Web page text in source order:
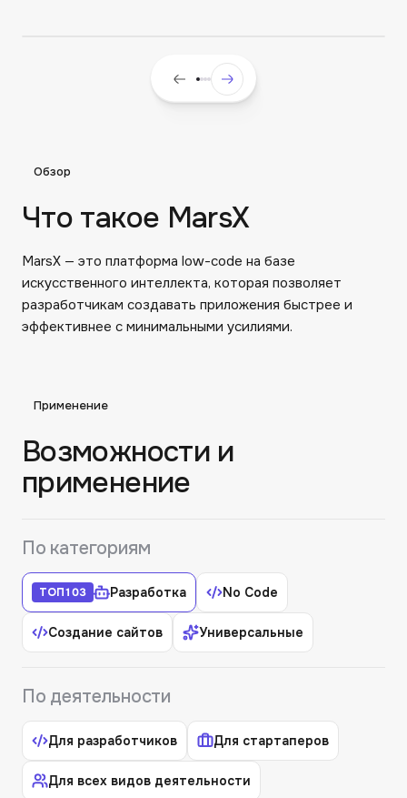
Обзор
Что такое MarsX
MarsX — это платформа low-code на базе
искусственного интеллекта, которая позволяет
разработчикам создавать приложения быстрее и
эффективнее с минимальными усилиями.
Применение
Возможности и
применение
По категориям
ТОП103 Разработка No Code
Создание сайтов Универсальные
По деятельности
Для разработчиков Для стартаперов
Для всех видов деятельности